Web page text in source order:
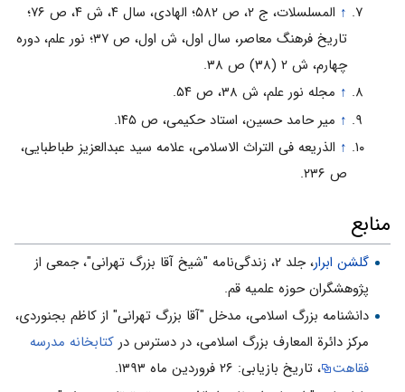
↑
المسلسلات، ج ۲، ص ۵۸۲؛ الهادی، سال ۴، ش ۴، ص ۷۶؛
تاریخ فرهنگ معاصر، سال اول، ش اول، ص ۳۷؛ نور علم، دوره
چهارم، ش ۲ (۳۸) ص ۳۸.
↑ مجله نور علم، ش ۳۸، ص ۵۴.
↑ میر حامد حسین، استاد حکیمی، ص ۱۴۵.
↑ الذریعه فی التراث الاسلامی، علامه سید عبدالعزیز طباطبایی،
ص ۲۳۶.
منابع
گلشن ابرار
، جلد ۲، زندگی‌نامه "شیخ آقا بزرگ تهرانی"، جمعی از
پژوهشگران حوزه علمیه قم.
دانشنامه بزرگ اسلامی، مدخل "آقا بزرگ تهرانی" از کاظم بجنوردی،
مرکز دائرة المعارف بزرگ اسلامی، در دسترس در کتابخانه مدرسه
فقاهت ، تاریخ بازیابی: ۲۶ فروردین ماه ۱۳۹۳.